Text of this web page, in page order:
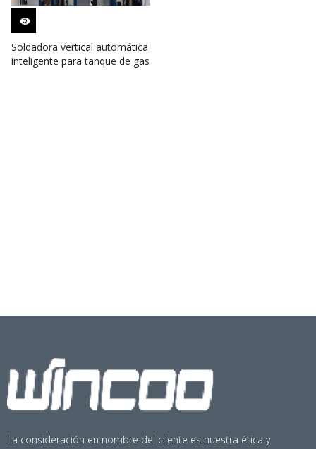
Soldadora vertical automática
inteligente para tanque de gas
La consideración en nombre del cliente es nuestra ética y